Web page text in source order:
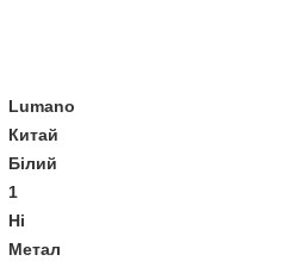
Lumano
Китай
Білий
1
Ні
Метал